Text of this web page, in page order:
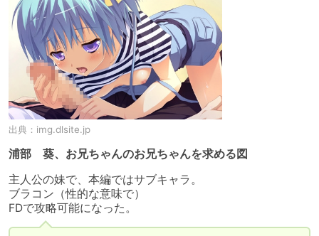
出典： img.dlsite.jp
浦部 葵、お兄ちゃんのお兄ちゃんを求める図
主人公の妹で、本編ではサブキャラ。
ブラコン（性的な意味で）
FDで攻略可能になった。